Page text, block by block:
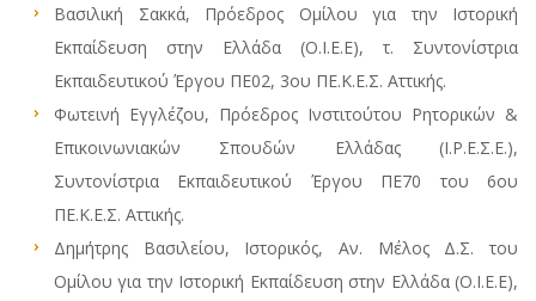
Βασιλική Σακκά, Πρόεδρος Ομίλου για την Ιστορική
Εκπαίδευση στην Ελλάδα (Ο.Ι.Ε.Ε), τ. Συντονίστρια
Εκπαιδευτικού Έργου ΠΕ02, 3ου ΠΕ.Κ.Ε.Σ. Αττικής.
Φωτεινή Εγγλέζου, Πρόεδρος Ινστιτούτου Ρητορικών &
Επικοινωνιακών Σπουδών Ελλάδας (Ι.Ρ.Ε.Σ.Ε.),
Συντονίστρια Εκπαιδευτικού Έργου ΠΕ70 του 6ου
ΠΕ.Κ.Ε.Σ. Αττικής.
Δημήτρης Βασιλείου, Ιστορικός, Αν. Μέλος Δ.Σ. του
Ομίλου για την Ιστορική Εκπαίδευση στην Ελλάδα (Ο.Ι.Ε.Ε),